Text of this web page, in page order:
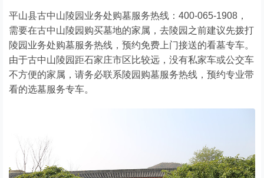
平山县古中山陵园业务处购墓服务热线：400-065-1908，
需要在古中山陵园购买墓地的家属，去陵园之前建议先拨打
陵园业务处购墓服务热线，预约免费上门接送的看墓专车。
由于古中山陵园距石家庄市区比较远，没有私家车或公交车
不方便的家属，请务必联系陵园购墓服务热线，预约专业带
看的选墓服务专车。